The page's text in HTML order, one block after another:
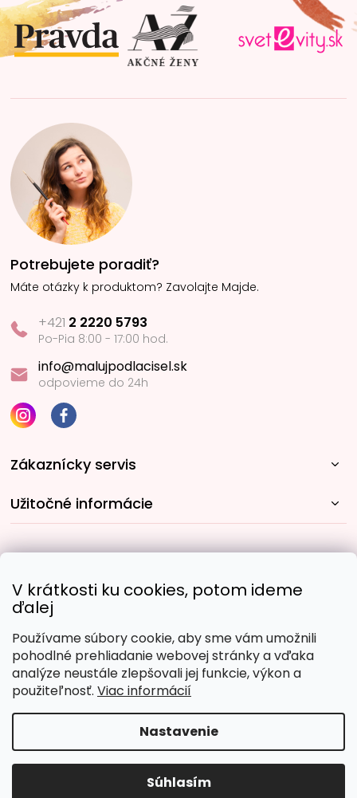
V krátkosti ku cookies, potom ideme
ďalej
Používame súbory cookie, aby sme vám umožnili
pohodlné prehliadanie webovej stránky a vďaka
analýze neustále zlepšovali jej funkcie, výkon a
použiteľnosť. Viac informácií
Nastavenie
Súhlasím
t
i
e
Potrebujete poradiť?
Máte otázky k produktom? Zavolajte Majde.
+421 2 2220 5793
Po-Pia 8:00 - 17:00 hod.
info@malujpodlacisel.sk
odpovieme do 24h
Zákaznícky servis
Užitočné informácie
Obľúbené spôsoby platby:
Copyright 2026Malujpodlacisel.sk. Všetky práva
vyhradené.Upraviť nastavenie cookies